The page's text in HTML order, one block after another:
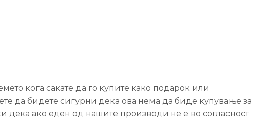
кога сакате да го купите како подарок или
да бидете сигурни дека ова нема да биде купување за
дека ако еден од нашите производи не е во согласност